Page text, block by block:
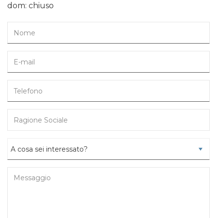
dom: chiuso